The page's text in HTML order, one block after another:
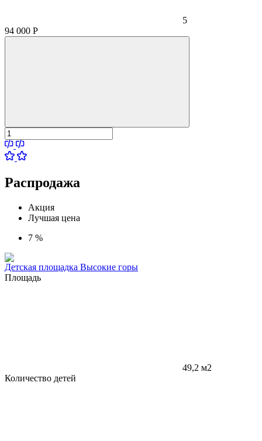
5
94 000 Р
Распродажа
Акция
Лучшая цена
7 %
Детская площадка Высокие горы
Площадь
49,2 м2
Количество детей